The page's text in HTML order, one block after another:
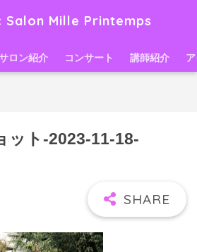
Salon Mille Printemps
ロン紹介 コンサート 講師紹介
ット-2023-11-18-